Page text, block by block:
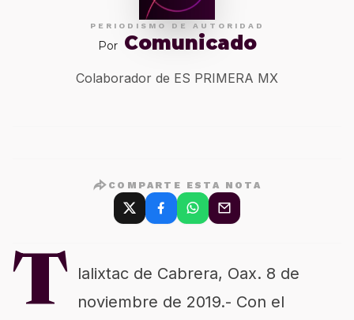
PERIODISMO DE AUTORIDAD
Por Comunicado
Colaborador de ES PRIMERA MX
COMPARTE ESTA NOTA
T lalixtac de Cabrera, Oax. 8 de
noviembre de 2019.- Con el